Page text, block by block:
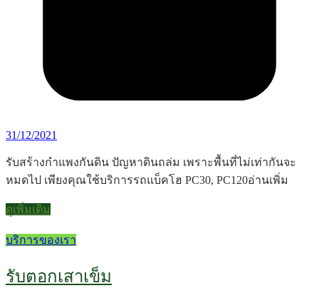
31/12/2021
รับสร้างกำแพงกันดิน ปัญหาดินถล่ม เพราะพื้นที่ไม่เท่ากันจะ
หมดไป เพียงคุณใช้บริการรถแบ็คโฮ PC30, PC120อ่านเพิ่ม
ดูเพิ่มเติม
บริการของเรา
รับตอกเสาเข็ม